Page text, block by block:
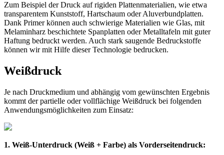
Zum Beispiel der Druck auf rigiden Plattenmaterialien, wie etwa
transparentem Kunststoff, Hartschaum oder Aluverbundplatten.
Dank Primer können auch schwierige Materialien wie Glas, mit
Melaminharz beschichtete Spanplatten oder Metalltafeln mit guter
Haftung bedruckt werden. Auch stark saugende Bedruckstoffe
können wir mit Hilfe dieser Technologie bedrucken.
Weißdruck
Je nach Druckmedium und abhängig vom gewünschten Ergebnis
kommt der partielle oder vollflächige Weißdruck bei folgenden
Anwendungsmöglichkeiten zum Einsatz:
1. Weiß-Unterdruck (Weiß + Farbe) als Vorderseitendruck: